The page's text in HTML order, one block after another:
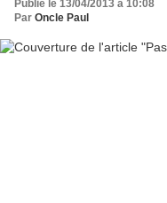
Publié le 13/04/2013 à 10:08
Par Oncle Paul